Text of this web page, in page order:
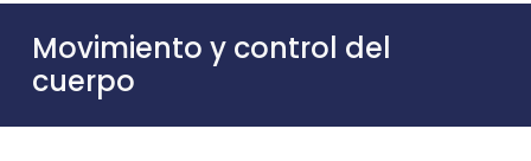
Movimiento y control del
cuerpo